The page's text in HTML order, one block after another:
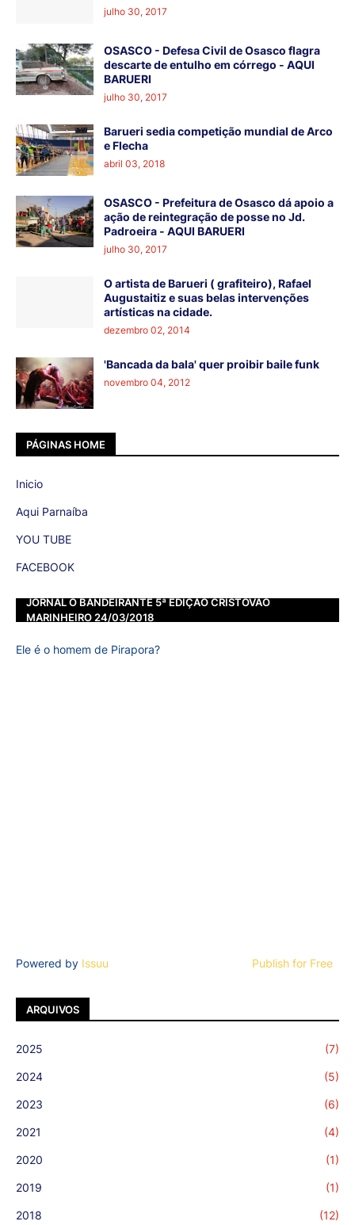
julho 30, 2017
OSASCO - Defesa Civil de Osasco flagra
descarte de entulho em córrego - AQUI
BARUERI
julho 30, 2017
Barueri sedia competição mundial de Arco
e Flecha
abril 03, 2018
OSASCO - Prefeitura de Osasco dá apoio a
ação de reintegração de posse no Jd.
Padroeira - AQUI BARUERI
julho 30, 2017
O artista de Barueri ( grafiteiro), Rafael
Augustaitiz e suas belas intervenções
artísticas na cidade.
dezembro 02, 2014
'Bancada da bala' quer proibir baile funk
novembro 04, 2012
PÁGINAS HOME
Inicio
Aqui Parnaíba
YOU TUBE
FACEBOOK
JORNAL O BANDEIRANTE 5ª EDIÇÃO CRISTOVÃO
MARINHEIRO 24/03/2018
Ele é o homem de Pirapora?
Powered by Issuu Publish for Free
ARQUIVOS
2025 (7)
2024 (5)
2023 (6)
2021 (4)
2020 (1)
2019 (1)
2018 (12)